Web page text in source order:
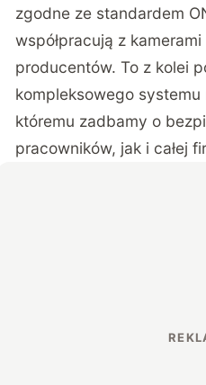
zgodne ze standardem
współpracują z
producentów. To z kolei
kompleksowego
któremu zadbamy o
pracowników, jak i całej